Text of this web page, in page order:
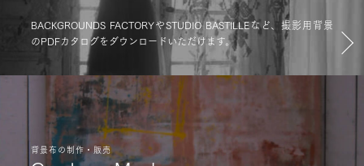
BACKGROUNDS FACTORYやSTUDIO BASTILLEなど、撮影用背景
のPDFカタログをダウンロードいただけます。
背景布の制作・販売